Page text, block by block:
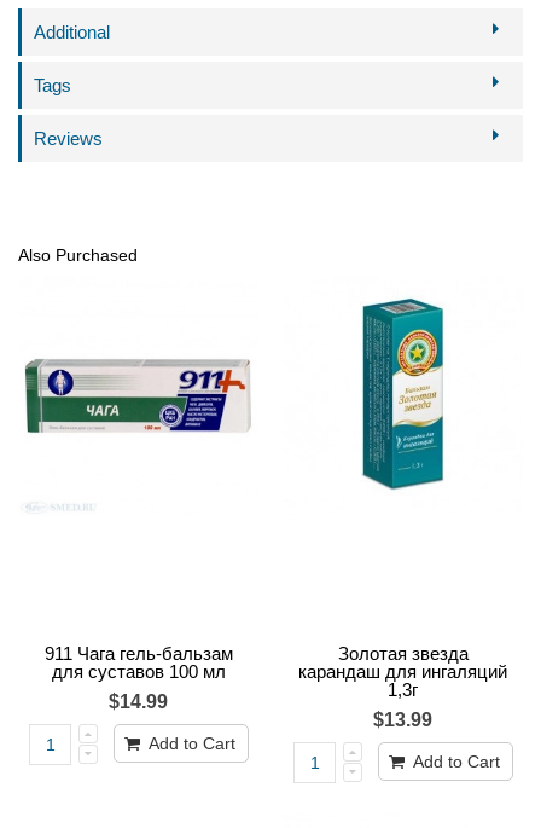
Additional
Tags
Reviews
Also Purchased
911 Чага гель-бальзам
для суставов 100 мл
$14.99
Add to Cart
Золотая звезда
карандаш для ингаляций
1,3г
$13.99
Add to Cart